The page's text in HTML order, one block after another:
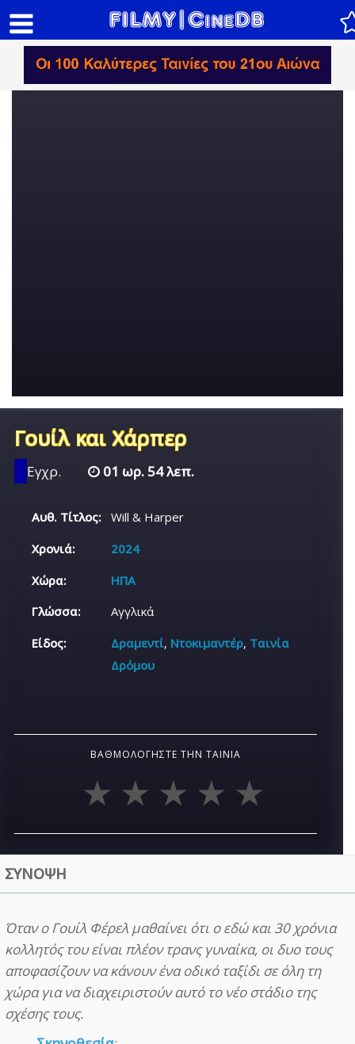
Γουίλ και Χάρπερ
Εγχρ. 01 ωρ. 54 λεπ.
Αυθ. Τίτλος:
Will & Harper
Χρονιά:
2024
Χώρα:
ΗΠΑ
Γλώσσα:
Αγγλικά
Είδος:
Δραμεντί, Ντοκιμαντέρ, Ταινία
Δρόμου
ΒΑΘΜΟΛΟΓΉΣΤΕ ΤΗΝ ΤΑΙΝΊΑ
ΣΥΝΟΨΗ
Όταν ο Γουίλ Φέρελ μαθαίνει ότι ο εδώ και 30 χρόνια
κολλητός του είναι πλέον τρανς γυναίκα, οι δυο τους
αποφασίζουν να κάνουν ένα οδικό ταξίδι σε όλη τη
χώρα για να διαχειριστούν αυτό το νέο στάδιο της
σχέσης τους.